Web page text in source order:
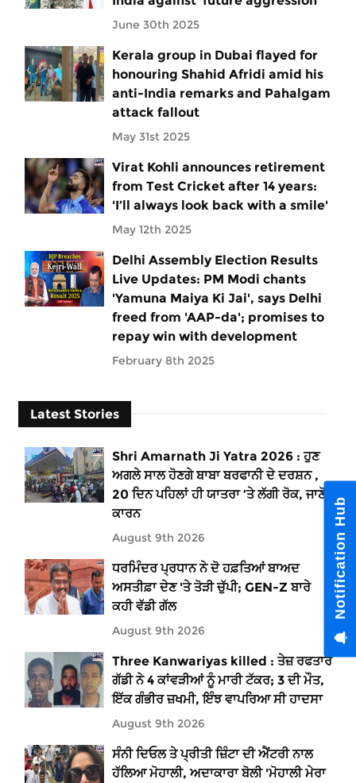
June 30th 2025
Kerala group in Dubai flayed for
honouring Shahid Afridi amid his
anti-India remarks and Pahalgam
attack fallout
May 31st 2025
Virat Kohli announces retirement
from Test Cricket after 14 years:
'I’ll always look back with a smile'
May 12th 2025
Delhi Assembly Election Results
Live Updates: PM Modi chants
'Yamuna Maiya Ki Jai', says Delhi
freed from 'AAP-da'; promises to
repay win with development
February 8th 2025
Latest Stories
Shri Amarnath Ji Yatra 2026 : ਹੁਣ
ਅਗਲੇ ਸਾਲ ਹੋਣਗੇ ਬਾਬਾ ਬਰਫਾਨੀ ਦੇ ਦਰਸ਼ਨ ,
20 ਦਿਨ ਪਹਿਲਾਂ ਹੀ ਯਾਤਰਾ ’ਤੇ ਲੱਗੀ ਰੋਕ, ਜਾਣੋ
ਕਾਰਨ
August 9th 2026
ਧਰਮਿੰਦਰ ਪ੍ਰਧਾਨ ਨੇ ਦੋ ਹਫ਼ਤਿਆਂ ਬਾਅਦ
ਅਸਤੀਫ਼ਾ ਦੇਣ 'ਤੇ ਤੋੜੀ ਚੁੱਪੀ; GEN-Z ਬਾਰੇ
ਕਹੀ ਵੱਡੀ ਗੱਲ
August 9th 2026
Three Kanwariyas killed : ਤੇਜ਼ ਰਫਤਾਰ
ਗੱਡੀ ਨੇ 4 ਕਾਂਵੜੀਆਂ ਨੂੰ ਮਾਰੀ ਟੱਕਰ; 3 ਦੀ ਮੌਤ,
ਇੱਕ ਗੰਭੀਰ ਜ਼ਖਮੀ, ਇੰਝ ਵਾਪਰਿਆ ਸੀ ਹਾਦਸਾ
August 9th 2026
ਸੰਨੀ ਦਿਓਲ ਤੇ ਪ੍ਰੀਤੀ ਜ਼ਿੰਟਾ ਦੀ ਐਂਟਰੀ ਨਾਲ
ਹੱਲਿਆ ਮੋਹਾਲੀ, ਅਦਾਕਾਰਾ ਬੋਲੀ 'ਮੋਹਾਲੀ ਮੇਰਾ
Notification Hub